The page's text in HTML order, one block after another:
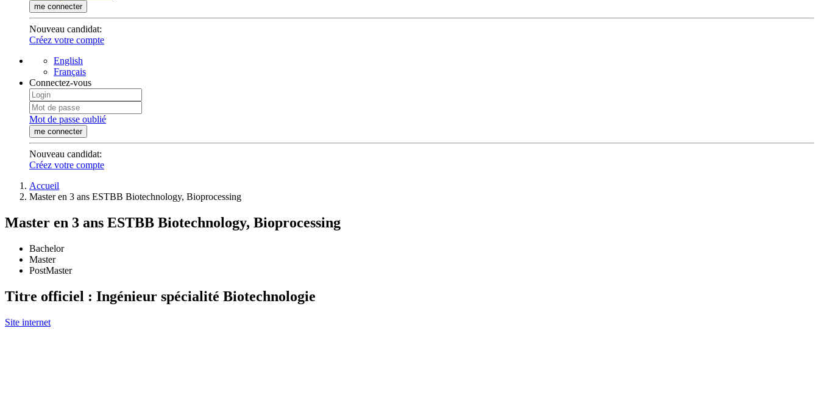
me connecter
Nouveau candidat:
Créez votre compte
English
Français
Connectez-vous
Mot de passe oublié
me connecter
Nouveau candidat:
Créez votre compte
Accueil
Master en 3 ans ESTBB Biotechnology, Bioprocessing
Master en 3 ans ESTBB Biotechnology, Bioprocessing
Bachelor
Master
PostMaster
Titre officiel : Ingénieur spécialité Biotechnologie
Site internet